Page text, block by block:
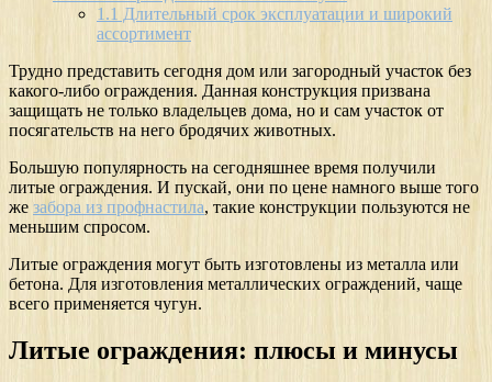
1.1 Длительный срок эксплуатации и широкий
ассортимент
Трудно представить сегодня дом или загородный участок без
какого-либо ограждения. Данная конструкция призвана
защищать не только владельцев дома, но и сам участок от
посягательств на него бродячих животных.
Большую популярность на сегодняшнее время получили
литые ограждения. И пускай, они по цене намного выше того
же забора из профнастила, такие конструкции пользуются не
меньшим спросом.
Литые ограждения могут быть изготовлены из металла или
бетона. Для изготовления металлических ограждений, чаще
всего применяется чугун.
Литые ограждения: плюсы и минусы